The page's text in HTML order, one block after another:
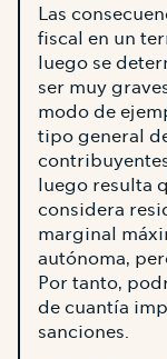
Las
fiscal en un
luego se
ser muy
modo de
tipo general
luego resulta
considera
marginal
autónoma,
Por tanto,
de cuantía
sanciones.